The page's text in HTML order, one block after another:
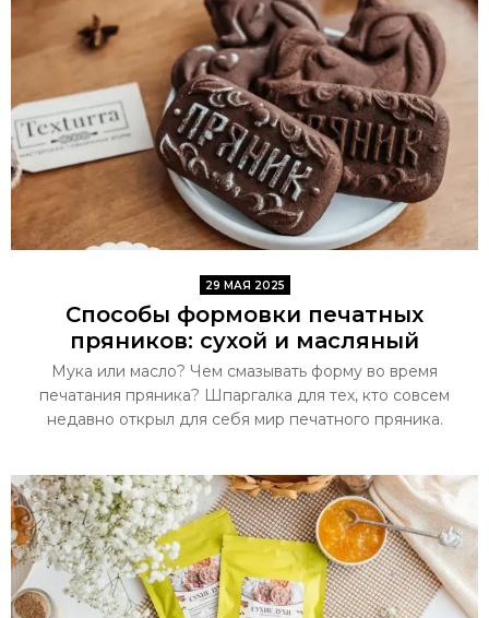
29 МАЯ 2025
Способы формовки печатных
пряников: сухой и масляный
Мука или масло? Чем смазывать форму во время
печатания пряника? Шпаргалка для тех, кто совсем
недавно открыл для себя мир печатного пряника.